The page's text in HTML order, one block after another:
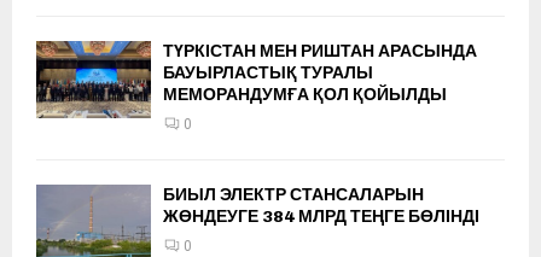
ТҮРКІСТАН МЕН РИШТАН АРАСЫНДА
БАУЫРЛАСТЫҚ ТУРАЛЫ
МЕМОРАНДУМҒА ҚОЛ ҚОЙЫЛДЫ
0
БИЫЛ ЭЛЕКТР СТАНСАЛАРЫН
ЖӨНДЕУГЕ 384 МЛРД ТЕҢГЕ БӨЛІНДІ
0